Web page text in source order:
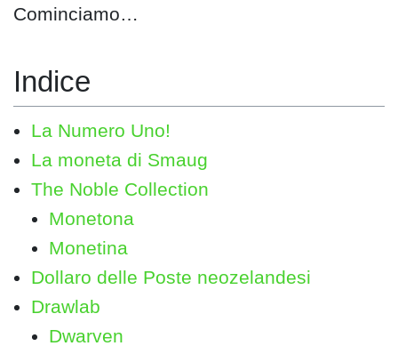
Cominciamo…
La Numero Uno!
La moneta di Smaug
The Noble Collection
Monetona
Monetina
Dollaro delle Poste neozelandesi
Drawlab
Dwarven